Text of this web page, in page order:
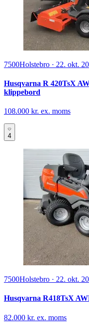
7500Holstebro · 22. okt.
Husqvarna R 420TsX
klippebord
108.000 kr. ex. moms
4
7500Holstebro · 22. okt.
Husqvarna R418TsX
82.000 kr. ex. moms